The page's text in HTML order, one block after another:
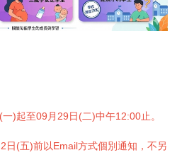
)起至09月29日(二)中午12:00止。
日(五)前以Email方式個別通知，不另